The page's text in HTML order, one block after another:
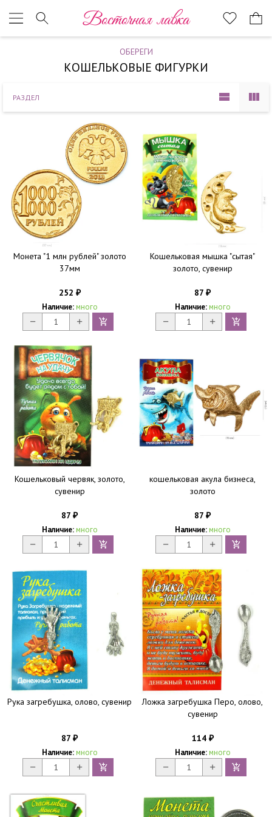
Восточная лавка
ОБЕРЕГИ
КОШЕЛЬКОВЫЕ ФИГУРКИ
РАЗДЕЛ
Монета "1 млн рублей" золото
37мм
252 ₽
Наличие: много
Кошельковая мышка "сытая"
золото, сувенир
87 ₽
Наличие: много
Кошельковый червяк, золото,
сувенир
87 ₽
Наличие: много
кошельковая акула бизнеса,
золото
87 ₽
Наличие: много
Рука загребушка, олово, сувенир
87 ₽
Наличие: много
Ложка загребушка Перо, олово,
сувенир
114 ₽
Наличие: много